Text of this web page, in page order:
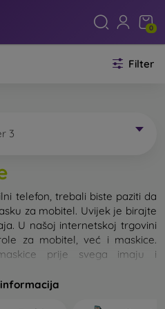
0
Filter
3
telefon, trebali biste paziti da
za mobitel. Uvijek je birajte
U našoj internetskoj trgovini
za mobitel, već i maskice.
prije svega imaju i
također nazvati i stražnjom